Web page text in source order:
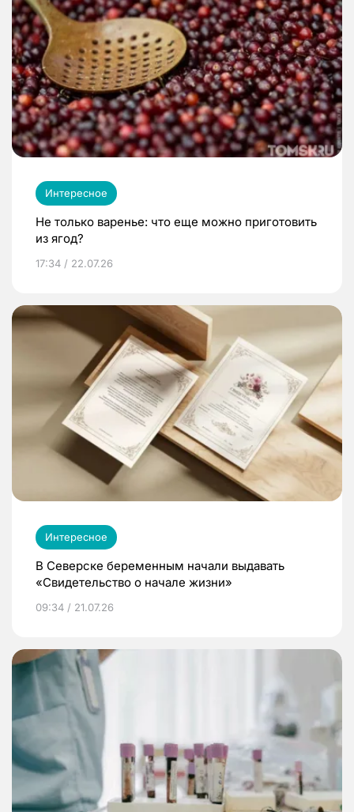
Интересное
Не только варенье: что еще можно приготовить
из ягод?
17:34 / 22.07.26
Интересное
В Северске беременным начали выдавать
«Свидетельство о начале жизни»
09:34 / 21.07.26